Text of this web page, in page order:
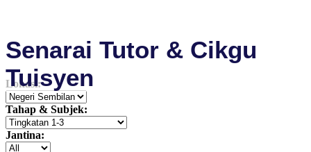
Senarai Tutor & Cikgu
Tuisyen
Lokasi:
Tahap & Subjek:
Jantina: